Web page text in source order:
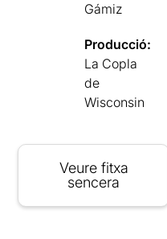
Gámiz
Producció:
La Copla
de
Wisconsin
Veure fitxa
sencera